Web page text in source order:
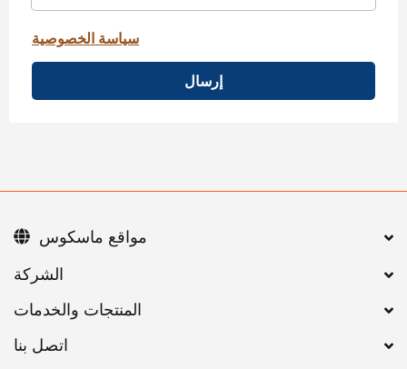
سياسة الخصوصية
إرسال
اتصل بنا
مواقع ماسكوس